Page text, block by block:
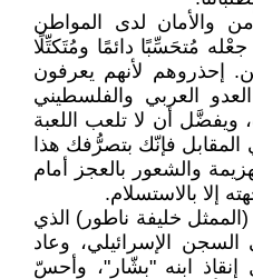
والأمان لدى المواطن
مُتحَسِّبًا دائمًا ومُتَكتِّلًا
إحذروهم لأنهم يعرفون
العربي والفلسطيني
ويفضَّل أن لا تلعب اللعبة
المقابل فإنّك بتصرُّفك هذا
والشعور بالعجز أمام
إلا بالاستسلام.
خليفة ناطور) الذي
20 سنة في السجن الإسرائيلي، وعاد
ابنه "بشّار"، وأحسّ